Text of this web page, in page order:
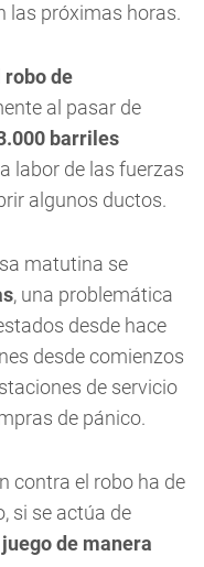
las próximas horas.
robo de
al pasar de
barriles
labor de las fuerzas
algunos ductos.
matutina se
, una problemática
desde hace
desde comienzos
de servicio
de pánico.
contra el robo ha de
si se actúa de
de manera